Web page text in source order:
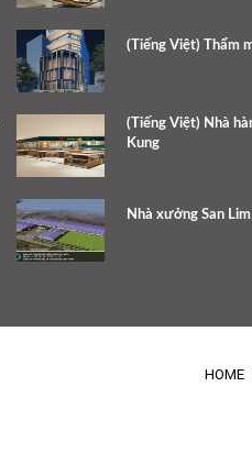
(Tiếng Việt) Thẩm
(Tiếng Việt) Nhà
Kung
Nhà xưởng San Lim
HOME